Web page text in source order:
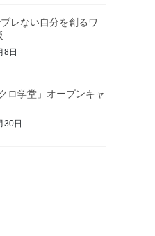
レない自分を創るワ
8日
ロ学堂」オープンキャ
30日